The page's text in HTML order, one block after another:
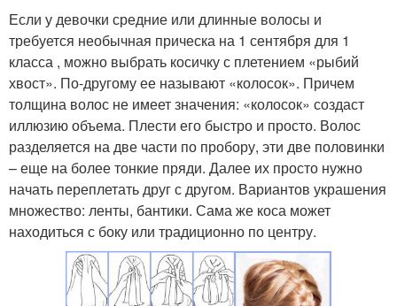
Если у девочки средние или длинные волосы и
требуется необычная прическа на 1 сентября для 1
класса , можно выбрать косичку с плетением «рыбий
хвост». По-другому ее называют «колосок». Причем
толщина волос не имеет значения: «колосок» создаст
иллюзию объема. Плести его быстро и просто. Волос
разделяется на две части по пробору, эти две половинки
– еще на более тонкие пряди. Далее их просто нужно
начать переплетать друг с другом. Вариантов украшения
множество: ленты, бантики. Сама же коса может
находиться с боку или традиционно по центру.